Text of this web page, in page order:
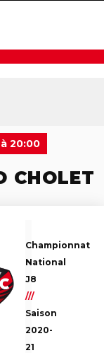
20:00
CHOLET
Championnat
National
J8
///
Saison
2020-
21
René